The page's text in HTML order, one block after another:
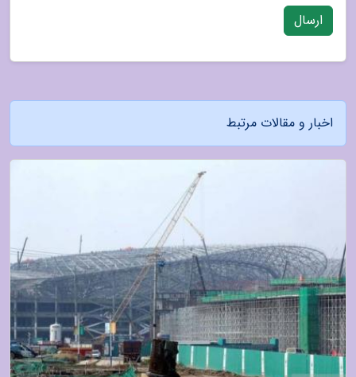
ارسال
اخبار و مقالات مرتبط